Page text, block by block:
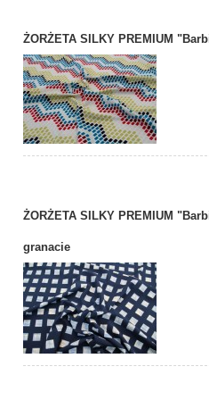
ŻORŻETA SILKY PREMIUM
ŻORŻETA SILKY PREMIUM
granacie